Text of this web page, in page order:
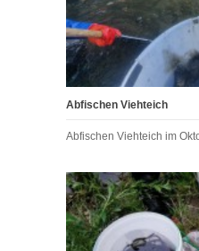
Abfischen Viehteich
Abfischen Viehteich im